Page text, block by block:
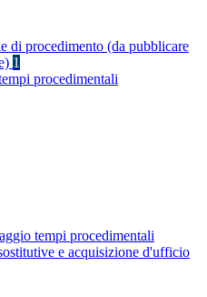
di procedimento (da pubblicare
1
procedimentali
tempi procedimentali
e acquisizione d'ufficio